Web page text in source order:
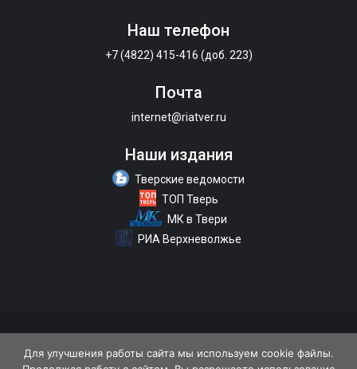
Наш телефон
+7 (4822) 415-416 (доб. 223)
Почта
internet@riatver.ru
Наши издания
Тверские ведомости
ТОП Тверь
МК в Твери
РИА Верхневолжье
Для улучшения работы сайта мы используем cookie файлы.